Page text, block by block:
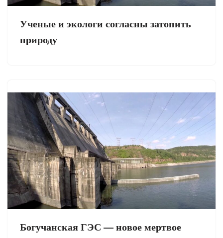
Ученые и экологи согласны затопить
природу
Богучанская ГЭС — новое мертвое